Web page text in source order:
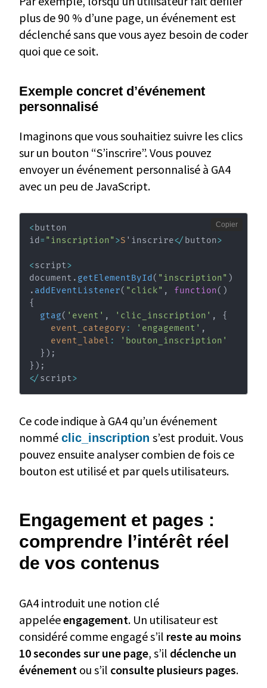
plus de 90 % d’une page, un événement est
déclenché sans que vous ayez besoin de coder
quoi que ce soit.
Exemple concret d’événement
personnalisé
Imaginons que vous souhaitiez suivre les clics
sur un bouton “S’inscrire”. Vous pouvez
envoyer un événement personnalisé à GA4
avec un peu de JavaScript.
< button
id = "inscription">S 'inscrire</ button>
<script>
document . getElementById ( "inscription" )
. addEventListener( "click" , function( )
{
gtag( 'event' , 'clic_inscription' ,
{
event_category : 'engagement' ,
event_label :
'bouton_inscription'
} ) ;
} ) ;
</ script>
Copier
Ce code indique à GA4 qu’un événement
nommé clic_inscription s’est produit. Vous
pouvez ensuite analyser combien de fois ce
bouton est utilisé et par quels utilisateurs.
Engagement et pages :
comprendre l’intérêt réel
de vos contenus
GA4 introduit une notion clé
appeléeengagement. Un utilisateur est
considéré comme engagé s’il reste au moins
10 secondes sur une page, s’il déclenche un
événement ou s’il consulte plusieurs pages.